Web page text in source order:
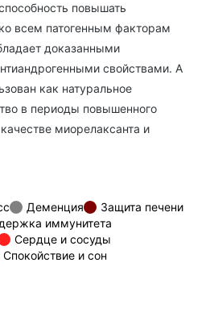
повышать
всем патогенным факторам
доказанными
свойствами. А
как натуральное
в периоды повышенного
миорелаксанта и
Деменция
Защита печени
иммунитета
Сердце и сосуды
Спокойствие и сон